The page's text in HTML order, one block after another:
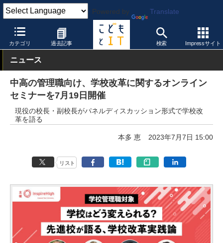
Powered by Translate
カテゴリ 過去記事 検索 Impressサイト
こどもとIT イベント・セミナー
ニュース
中高の管理職向け、学校改革に関するオンライン
セミナーを7月19日開催
現役の校長・副校長がパネルディスカッション形式で学校改
革を語る
本多 恵 2023年7月7日 15:00
リスト